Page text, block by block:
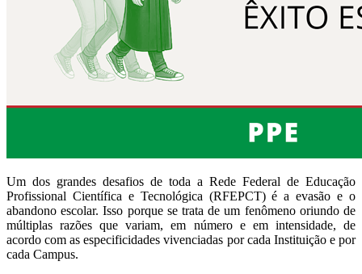
Um dos grandes desafios de toda a Rede Federal de Educação
Profissional Científica e Tecnológica (RFEPCT) é a evasão e o
abandono escolar. Isso porque se trata de um fenômeno oriundo de
múltiplas razões que variam, em número e em intensidade, de
acordo com as especificidades vivenciadas por cada Instituição e por
cada Campus.